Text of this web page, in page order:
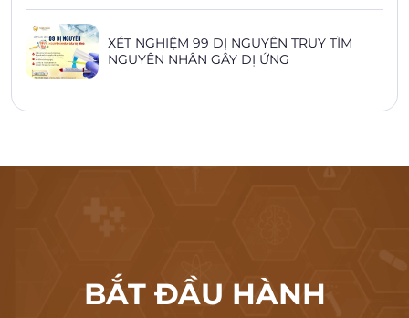
XÉT NGHIỆM 99 DỊ NGUYÊN TRUY TÌM
NGUYÊN NHÂN GÂY DỊ ỨNG
BẮT ĐẦU HÀNH